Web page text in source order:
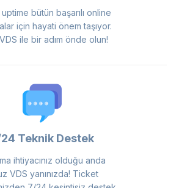
uptime bütün başarılı online
için hayati önem taşıyor.
ile bir adım önde olun!
Teknik Destek
ihtiyacınız olduğu anda
VDS yanınızda! Ticket